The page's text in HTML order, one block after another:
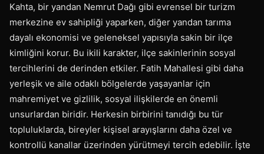
Kahta, bir yandan Nemrut Dağı gibi evrensel bir turizm
merkezine ev sahipliği yaparken, diğer yandan tarıma
dayalı ekonomisi ve geleneksel yapısıyla sakin bir ilçe
kimliğini korur. Bu ikili karakter, ilçe sakinlerinin sosyal
tercihlerini de derinden etkiler. Fatih Mahallesi gibi daha
yerleşik ve aile odaklı bölgelerde yaşayanlar için
mahremiyet ve gizlilik, sosyal ilişkilerde en önemli
unsurlardan biridir. Herkesin birbirini tanıdığı bu tür
topluluklarda, bireyler kişisel arayışlarını daha özel ve
kontrollü kanallar üzerinden yürütmeyi tercih edebilir. İşte